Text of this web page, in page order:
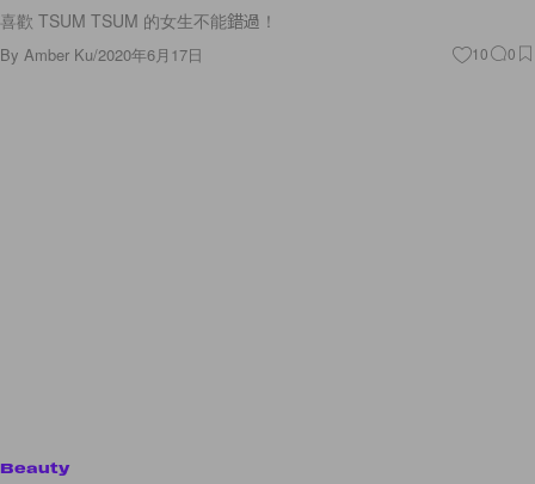
喜歡 TSUM TSUM 的女生不能錯過！
By Amber Ku/2020年6月17日 10 0
Beauty